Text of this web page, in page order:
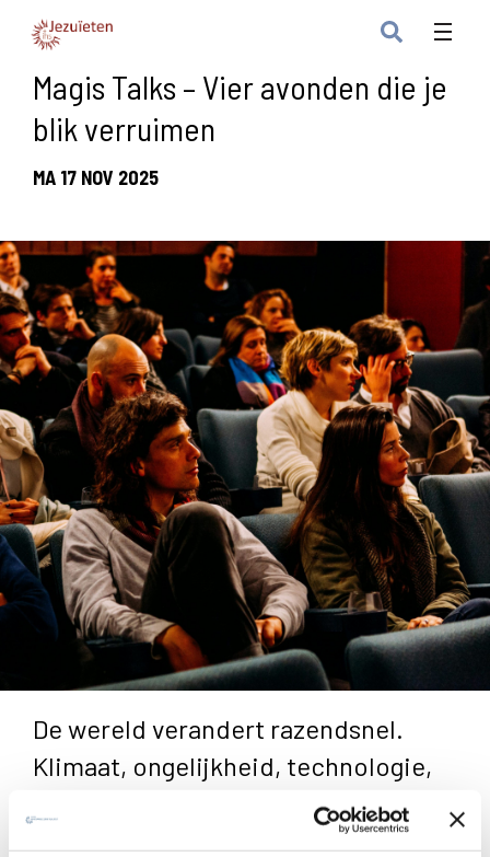
Magis Talks – Vier avonden die je
blik verruimen
MA 17 NOV 2025
De wereld verandert razendsnel.
Klimaat, ongelijkheid, technologie,
religie – soms voelt het alsof alles
tegelijk schuift. Hoe blijf je open,